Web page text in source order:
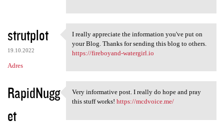
strutplot
19.10.2022
Adres
I really appreciate the
I really appreciate the information you've put on
your Blog. Thanks for sending this blog to others.
https://fireboyand-watergirl.io
RapidNugg
et
Very informative post. I
Very informative post. I really do hope and pray
this stuff works! https://mcdvoice.me/